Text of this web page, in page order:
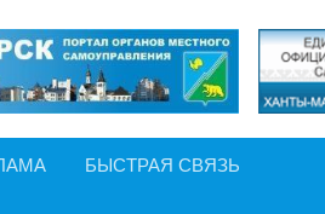
БЫСТРАЯ СВЯЗЬ